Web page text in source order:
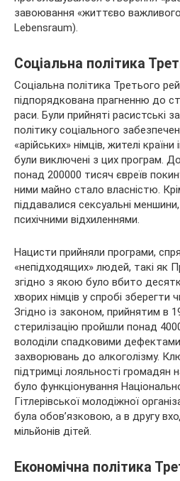
завоювання «життєво
Lebensraum).
Соціальна політика
Соціальна політика Третього
підпорядкована прагненню до
раси. Були прийняті расистські
політику соціального
«арійських» німців, жителі
були виключені з цих програм.
понад 200000 тисяч євреїв
ними майно стало власністю.
піддавалися сексуальні
психічними відхиленнями.
Нацисти прийняли програми,
«непідходящих» людей, такі як
згідно з якою було вбито
хворих німців у спробі зберегти
Згідно із законом, прийнятим в
стерилізацію пройшли понад
володіли спадковими дефектами:
захворювань до алкоголізму.
підтримці лояльності громадян
було функціонування
Гітлерівської молодіжної
була обов’язковою, а в другу
мільйонів дітей.
Економічна політика